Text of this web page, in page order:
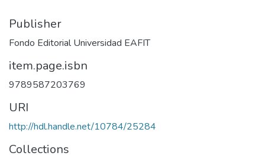
Publisher
Fondo Editorial Universidad EAFIT
item.page.isbn
9789587203769
URI
http://hdl.handle.net/10784/25284
Collections